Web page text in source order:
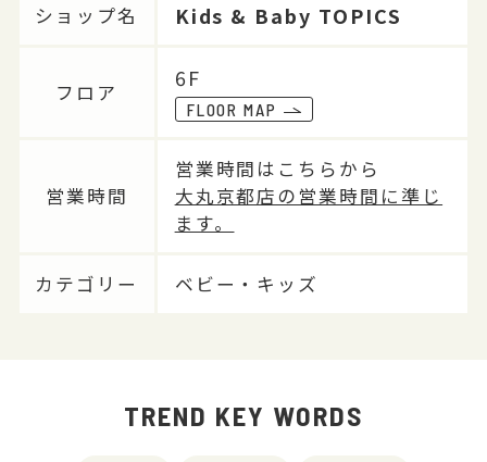
ショップ名 Kids & Baby TOPICS
フロア
6F
FLOOR MAP
営業時間
営業時間はこちらから
大丸京都店の営業時間に準じ
ます。
カテゴリー ベビー・キッズ
TREND KEY WORDS